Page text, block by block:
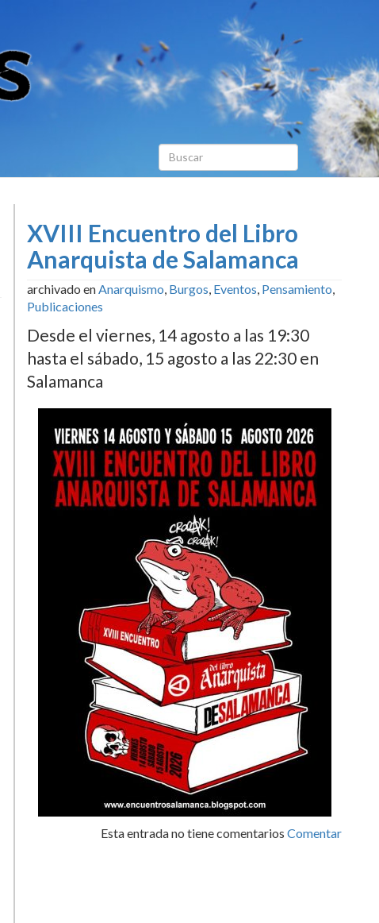
XVIII Encuentro del Libro
Anarquista de Salamanca
archivado enAnarquismo, Burgos, Eventos, Pensamiento,
Publicaciones
Desde el viernes, 14 agosto a las 19:30
hasta el sábado, 15 agosto a las 22:30 en
Salamanca
Esta entrada no tiene comentarios Comentar